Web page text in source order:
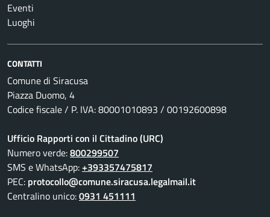
Eventi
Luoghi
CONTATTI
Comune di Siracusa
Piazza Duomo, 4
Codice fiscale / P. IVA: 80001010893 / 00192600898
Ufficio Rapporti con il Cittadino (URC)
Numero verde:800299507
SMS e WhatsApp:+393357475817
PEC: protocollo@comune.siracusa.legalmail.it
Centralino unico:0931 451111